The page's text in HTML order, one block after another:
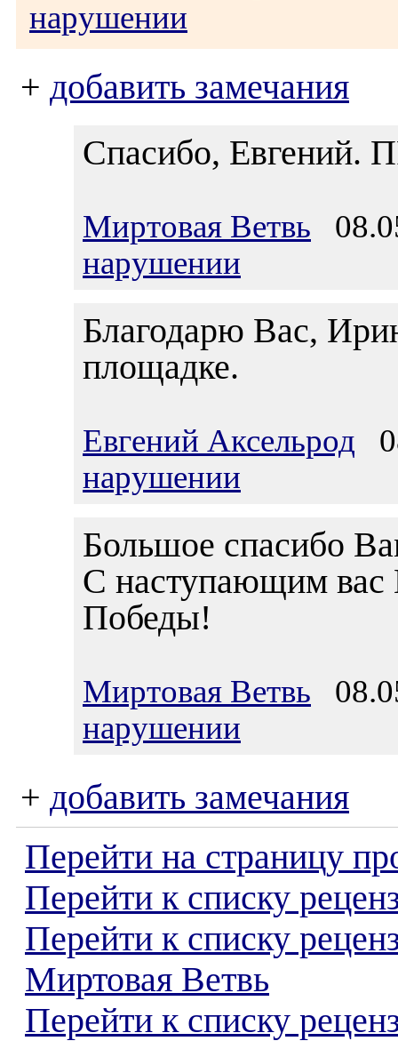
нарушении
+ добавить замечания
Спасибо,
Миртовая Ветвь
нарушении
Благодарю Вас,
площадке.
Евгений Аксельрод
нарушении
Большое спасибо
С наступающим
Победы!
Миртовая Ветвь
нарушении
+ добавить замечания
Перейти на страницу
Перейти к списку
Перейти к списку
Миртовая Ветвь
Перейти к списку